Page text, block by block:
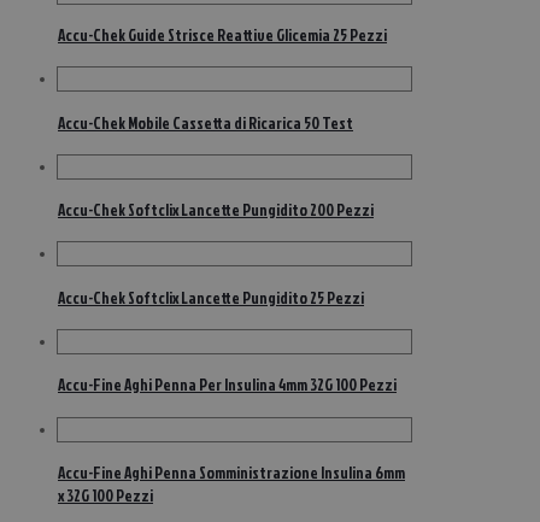
Accu-Chek Guide Strisce Reattive Glicemia 25 Pezzi
Accu-Chek Mobile Cassetta di Ricarica 50 Test
Accu-Chek Softclix Lancette Pungidito 200 Pezzi
Accu-Chek Softclix Lancette Pungidito 25 Pezzi
Accu-Fine Aghi Penna Per Insulina 4mm 32G 100 Pezzi
Accu-Fine Aghi Penna Somministrazione Insulina 6mm
x 32G 100 Pezzi